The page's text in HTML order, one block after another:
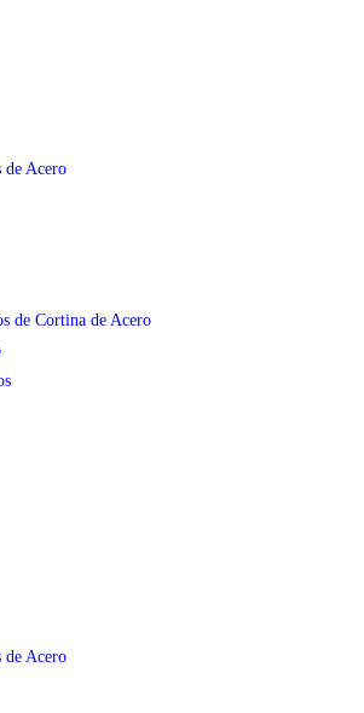
de Acero
de Cortina de Acero
de Acero